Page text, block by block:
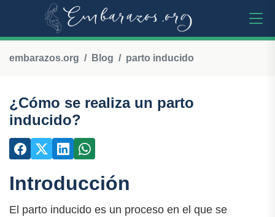
embarazos.org Blog parto inducido
¿Cómo se realiza un parto
inducido?
Introducción
El parto inducido es un proceso en el que se